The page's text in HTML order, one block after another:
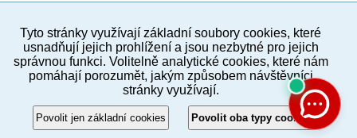
PC verze ENG
Povinné a praktické informace
© 2012–2019 MČ Praha 8
Tyto stránky využívají základní soubory cookies, které
usnadňují jejich prohlížení a jsou nezbytné pro jejich
správnou funkci. Volitelně analytické cookies, které nám
pomáhají porozumět, jakým způsobem návštěvníci
stránky využívají.
Povolit jen základní cookies Povolit oba typy cookies